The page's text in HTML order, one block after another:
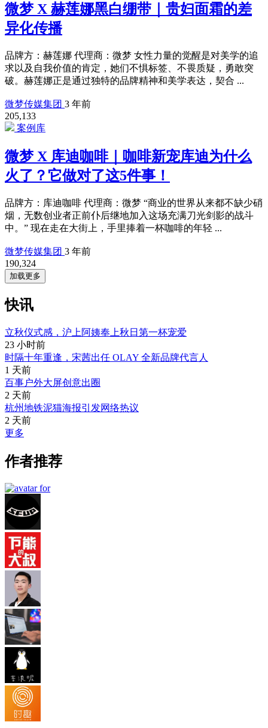
微梦 X 赫莲娜黑白绷带｜贵妇面霜的差
异化传播
品牌方：赫莲娜 代理商：微梦 女性力量的觉醒是对美学的追
求以及自我价值的肯定，她们不惧标签、不畏质疑，勇敢突
破。赫莲娜正是通过独特的品牌精神和美学表达，契合 ...
微梦传媒集团 3 年前
205,133
案例库
微梦 X 库迪咖啡｜咖啡新宠库迪为什么
火了？它做对了这5件事！
品牌方：库迪咖啡 代理商：微梦 “商业的世界从来都不缺少硝
烟，无数创业者正前仆后继地加入这场充满刀光剑影的战斗
中。” 现在走在大街上，手里捧着一杯咖啡的年轻 ...
微梦传媒集团 3 年前
190,324
加载更多
快讯
立秋仪式感，沪上阿姨奉上秋日第一杯宠爱
23 小时前
时隔十年重逢，宋茜出任 OLAY 全新品牌代言人
1 天前
百事户外大屏创意出圈
2 天前
杭州地铁泥猫海报引发网络热议
2 天前
更多
作者推荐